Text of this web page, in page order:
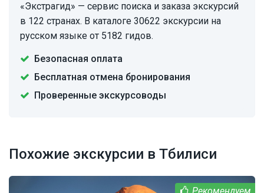
«Экстрагид» — сервис поиска и заказа экскурсий
в 122 странах. В каталоге 30622 экскурсии на
русском языке от 5182 гидов.
Безопасная оплата
Бесплатная отмена бронирования
Проверенные экскурсоводы
Похожие экскурсии в Тбилиси